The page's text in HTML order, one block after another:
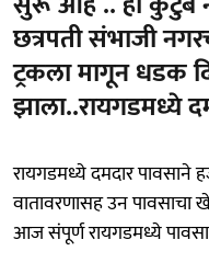
छत्रपती संभाजी
ट्रकला मागून धडक
झाला..रायगडमध्ये
रायगडमध्ये दमदार पावसाने
वातावरणासह उन पावसाचा
आज संपूर्ण रायगडमध्ये